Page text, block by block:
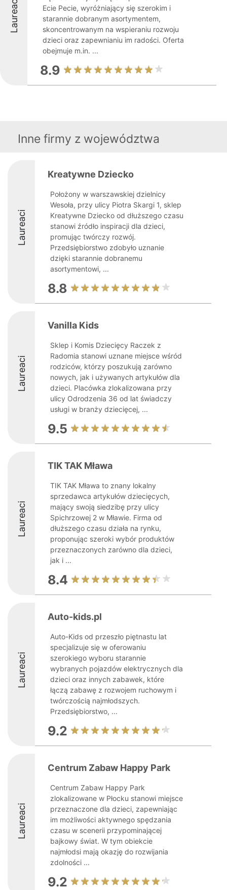
Laureaci
Ecie Pecie, wyróżniający się szerokim i
starannie dobranym asortymentem,
skoncentrowanym na wspieraniu rozwoju
dzieci oraz zapewnianiu im radości. Oferta
obejmuje m.in. ...
8.9
Inne firmy z województwa
Laureaci
Kreatywne Dziecko
Położony w warszawskiej dzielnicy
Wesoła, przy ulicy Piotra Skargi 1, sklep
Kreatywne Dziecko od dłuższego czasu
stanowi źródło inspiracji dla dzieci,
promując twórczy rozwój.
Przedsiębiorstwo zdobyło uznanie
dzięki starannie dobranemu
asortymentowi, ...
8.8
Laureaci
Vanilla Kids
Sklep i Komis Dziecięcy Raczek z
Radomia stanowi uznane miejsce wśród
rodziców, którzy poszukują zarówno
nowych, jak i używanych artykułów dla
dzieci. Placówka zlokalizowana przy
ulicy Odrodzenia 36 od lat świadczy
usługi w branży dziecięcej, ...
9.5
Laureaci
TIK TAK Mława
TIK TAK Mława to znany lokalny
sprzedawca artykułów dziecięcych,
mający swoją siedzibę przy ulicy
Spichrzowej 2 w Mławie. Firma od
dłuższego czasu działa na rynku,
proponując szeroki wybór produktów
przeznaczonych zarówno dla dzieci,
jak i ...
8.4
Laureaci
Auto-kids.pl
Auto-Kids od przeszło piętnastu lat
specjalizuje się w oferowaniu
szerokiego wyboru starannie
wybranych pojazdów elektrycznych dla
dzieci oraz innych zabawek, które
łączą zabawę z rozwojem ruchowym i
twórczością najmłodszych.
Przedsiębiorstwo, ...
9.2
Laureaci
Centrum Zabaw Happy Park
Centrum Zabaw Happy Park
zlokalizowane w Płocku stanowi miejsce
przeznaczone dla dzieci, zapewniając
im możliwości aktywnego spędzania
czasu w scenerii przypominającej
bajkowy świat. W tym obiekcie
najmłodsi mają okazję do rozwijania
zdolności ...
9.2